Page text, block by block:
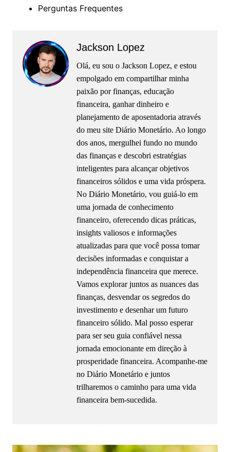
Perguntas Frequentes
Jackson Lopez
Olá, eu sou o Jackson Lopez, e estou
empolgado em compartilhar minha
paixão por finanças, educação
financeira, ganhar dinheiro e
planejamento de aposentadoria através
do meu site Diário Monetário. Ao longo
dos anos, mergulhei fundo no mundo
das finanças e descobri estratégias
inteligentes para alcançar objetivos
financeiros sólidos e uma vida próspera.
No Diário Monetário, vou guiá-lo em
uma jornada de conhecimento
financeiro, oferecendo dicas práticas,
insights valiosos e informações
atualizadas para que você possa tomar
decisões informadas e conquistar a
independência financeira que merece.
Vamos explorar juntos as nuances das
finanças, desvendar os segredos do
investimento e desenhar um futuro
financeiro sólido. Mal posso esperar
para ser seu guia confiável nessa
jornada emocionante em direção à
prosperidade financeira. Acompanhe-me
no Diário Monetário e juntos
trilharemos o caminho para uma vida
financeira bem-sucedida.